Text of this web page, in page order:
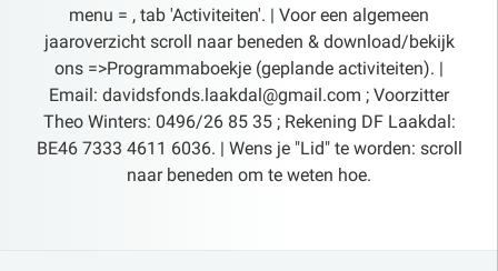
menu = , tab 'Activiteiten'. | Voor een algemeen
jaaroverzicht scroll naar beneden & download/bekijk
ons =>Programmaboekje (geplande activiteiten). |
Email: davidsfonds.laakdal@gmail.com ; Voorzitter
Theo Winters: 0496/26 85 35 ; Rekening DF Laakdal:
BE46 7333 4611 6036. | Wens je "Lid" te worden: scroll
naar beneden om te weten hoe.
Zoeken